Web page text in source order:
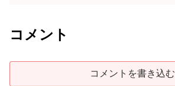
コメント
コメントを書き込む